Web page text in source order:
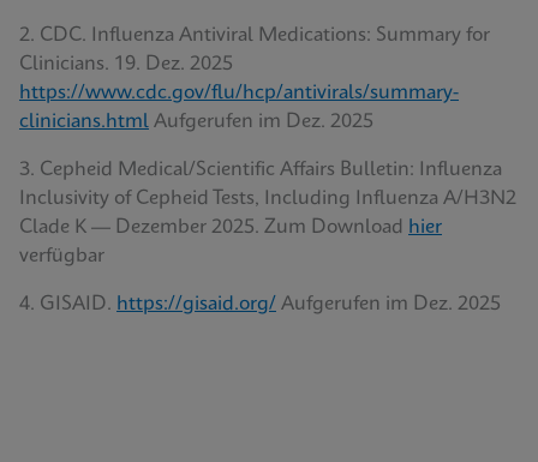
2. CDC. Influenza Antiviral Medications: Summary for
Clinicians. 19. Dez. 2025
https://www.cdc.gov/flu/hcp/antivirals/summary-
clinicians.html Aufgerufen im Dez. 2025
3. Cepheid Medical/Scientific Affairs Bulletin: Influenza
Inclusivity of Cepheid Tests, Including Influenza A/H3N2
Clade K — Dezember 2025. Zum Download hier
verfügbar
4. GISAID. https://gisaid.org/ Aufgerufen im Dez. 2025